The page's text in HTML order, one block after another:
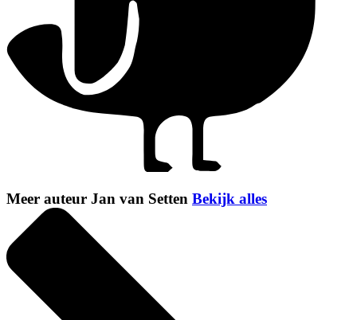
Meer auteur Jan van Setten Bekijk alles